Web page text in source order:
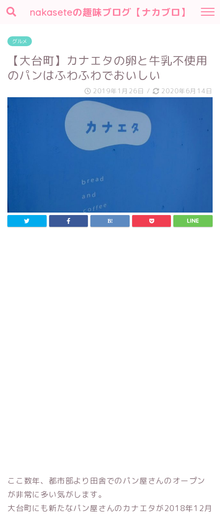
nakaseteの趣味ブログ【ナカブロ】
グルメ
【大台町】カナエタの卵と牛乳不使用
のパンはふわふわでおいしい
2019年1月26日 / 2020年6月14日
ここ数年、都市部より田舎でのパン屋さんのオープン
が非常に多い気がします。
大台町にも新たなパン屋さんのカナエタが2018年12月